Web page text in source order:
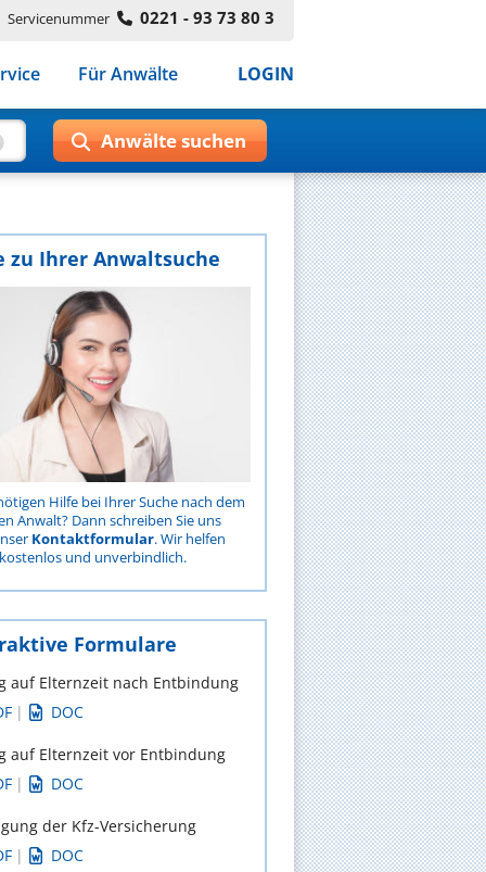
Servicenummer 0221 - 93 73 80 3
Für Anwälte LOGIN
zu Ihrer Anwaltsuche
Hilfe bei Ihrer Suche nach dem
Anwalt? Dann schreiben Sie uns
Kontaktformular. Wir helfen
und unverbindlich.
Formulare
auf Elternzeit nach Entbindung
| DOC
auf Elternzeit vor Entbindung
| DOC
der Kfz-Versicherung
| DOC